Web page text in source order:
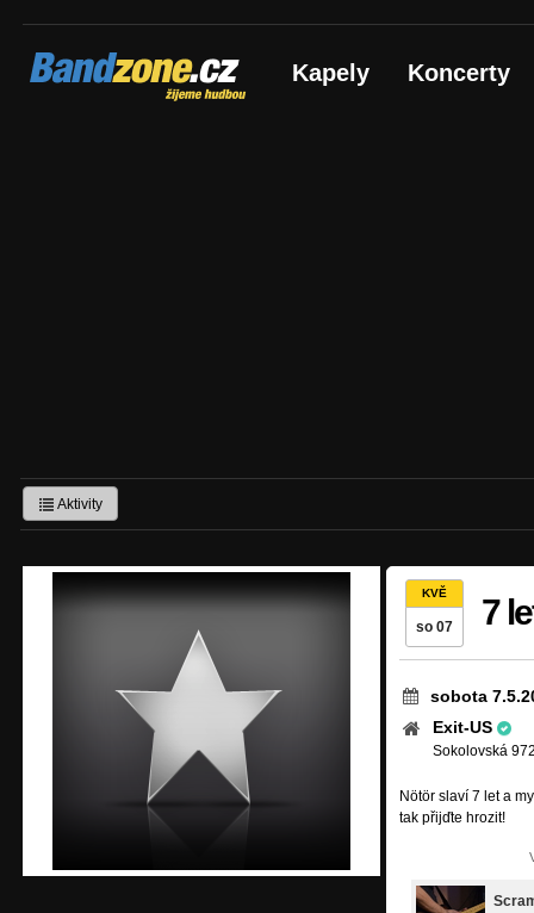
Bandzone.cz
žijeme hudbou Kapely Koncerty
Aktivity
KVĚ
so 07 7
sobota
Exit-US
Sokolovská
Nötör slaví 7 let a
tak přijďte hrozit!